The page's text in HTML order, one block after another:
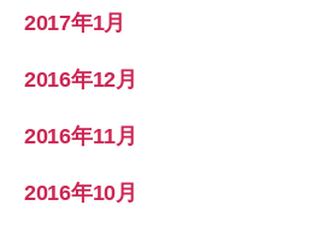
2017年1月
2016年12月
2016年11月
2016年10月